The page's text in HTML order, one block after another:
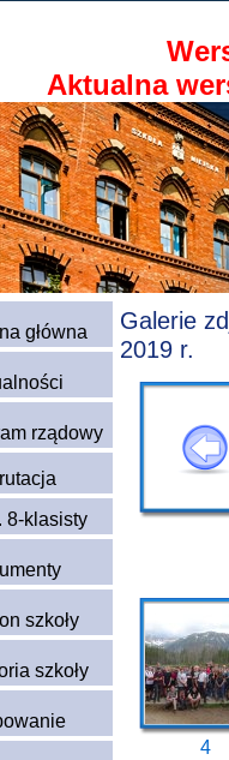
Aktualna
główna
rządowy
8-klasisty
szkoły
szkoły
Galerie
2019 r.
4